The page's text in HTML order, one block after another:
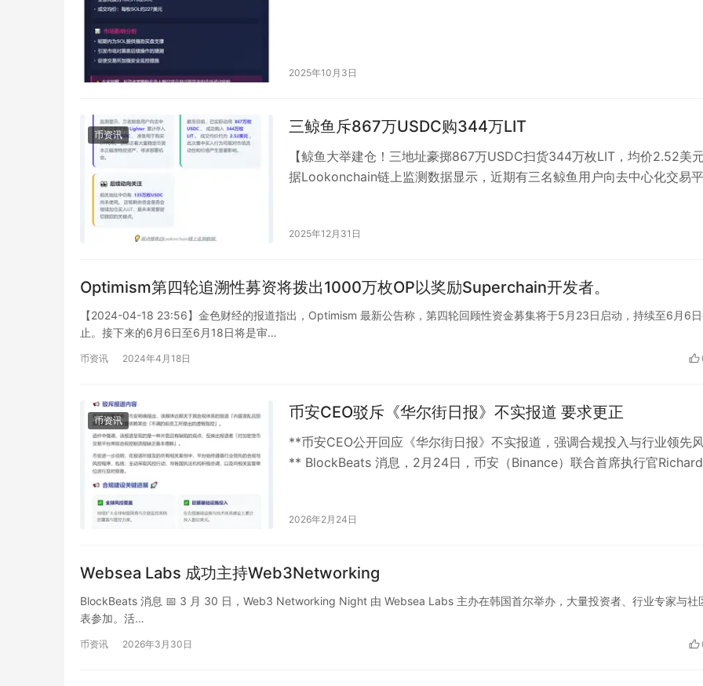
2025年10月3日
币资讯 三鲸鱼斥867万USDC购344万LIT
【鲸鱼大举建仓！三地址豪掷867万USDC扫货344万枚LIT，均价2.52美
据Lookonchain链上监测数据显示，近期有三名鲸鱼用户向去中心化交易
2025年12月31日
Optimism第四轮追溯性募资将拨出1000万枚OP以奖励Superchain开发者。
【2024-04-18 23:56】金色财经的报道指出，Optimism 最新公告称，第四轮回顾性资金募集将于5月23日启动，持续至6月6
止。接下来的6月6日至6月18日将是审…
币资讯 2024年4月18日
币资讯 币安CEO驳斥《华尔街日报》不实报道 要求更正
**币安CEO公开回应《华尔街日报》不实报道，强调合规投入与行业领先
** BlockBeats 消息，2月24日，币安（Binance）联合首席执行官Richard
2026年2月24日
Websea Labs 成功主持Web3Networking
BlockBeats 消息 📅 3 月 30 日，Web3 Networking Night 由 Websea Labs 主办在韩国首尔举办，大量投资者、行业专家与社
表参加。活…
币资讯 2026年3月30日